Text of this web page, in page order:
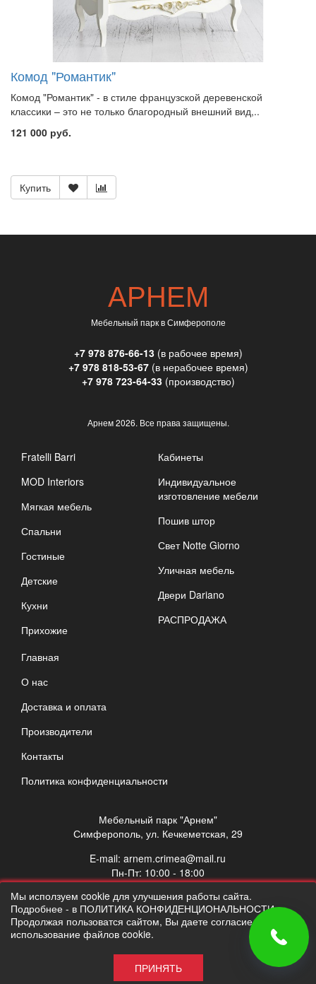
Комод "Романтик"
Комод "Романтик" - в стиле французской деревенской
классики – это не только благородный внешний вид,..
121 000 руб.
Купить
АРНЕМ
Мебельный парк в Симферополе
+7 978 876-66-13(в рабочее время)
+7 978 818-53-67(в нерабочее время)
+7 978 723-64-33(производство)
Арнем2026. Все права защищены.
Fratelli Barri
MOD Interiors
Мягкая мебель
Спальни
Гостиные
Детские
Кухни
Прихожие
Кабинеты
Индивидуальное
изготовление мебели
Пошив штор
Свет Notte Giorno
Уличная мебель
Двери Dariano
РАСПРОДАЖА
Главная
О нас
Доставка и оплата
Производители
Контакты
Политика конфиденциальности
Мебельный парк "Арнем"
Симферополь, ул. Кечкеметская, 29
E-mail:arnem.crimea@mail.ru
Пн-Пт: 10:00 - 18:00
Сб: 10:00 - 17:00
Вс: выходной
Мы исползуем cookie для улучшения работы сайта.
Подробнее - в ПОЛИТИКА КОНФИДЕНЦИОНАЛЬНОСТИ.
Продолжая пользоватся сайтом, Вы даете согласие на
использование файлов cookie.
ПРИНЯТЬ